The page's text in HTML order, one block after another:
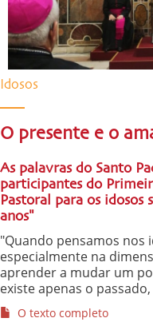
Idosos
O presente e o
As palavras do Santo
participantes do
Pastoral para os
anos"
"Quando pensamos nos
especialmente na
aprender a mudar um
existe apenas o
O texto completo